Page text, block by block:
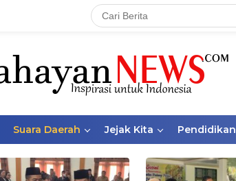
Suara Daerah Jejak Kita Pendidikan